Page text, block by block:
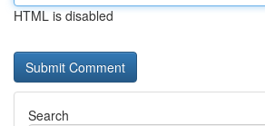
HTML is disabled
Search